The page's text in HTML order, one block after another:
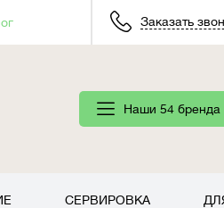
Заказать
Наши 54 бренда
СЕРВИРОВКА